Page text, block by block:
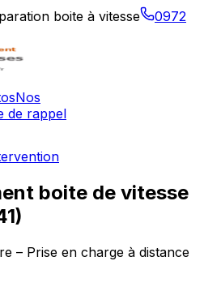
boite à vitesse
0972
Nos
de rappel
boite de vitesse
)
– Prise en charge à distance